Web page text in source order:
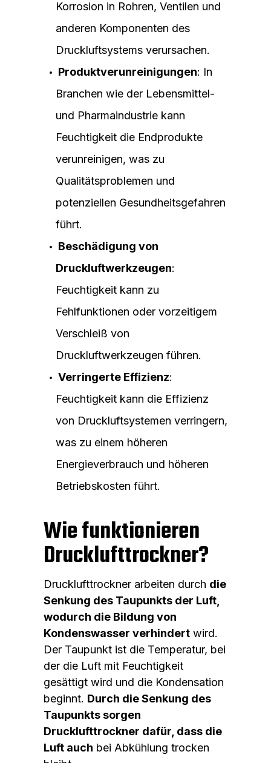
Korrosion in Rohren, Ventilen und
anderen Komponenten des
Druckluftsystems verursachen.
Produktverunreinigungen: In
Branchen wie der Lebensmittel-
und Pharmaindustrie kann
Feuchtigkeit die Endprodukte
verunreinigen, was zu
Qualitätsproblemen und
potenziellen Gesundheitsgefahren
führt.
Beschädigung von
Druckluftwerkzeugen:
Feuchtigkeit kann zu
Fehlfunktionen oder vorzeitigem
Verschleiß von
Druckluftwerkzeugen führen.
Verringerte Effizienz:
Feuchtigkeit kann die Effizienz
von Druckluftsystemen verringern,
was zu einem höheren
Energieverbrauch und höheren
Betriebskosten führt.
Wie funktionieren
Drucklufttrockner?
Drucklufttrockner arbeiten durch die
Senkung des Taupunkts der Luft,
wodurch die Bildung von
Kondenswasser verhindert wird.
Der Taupunkt ist die Temperatur, bei
der die Luft mit Feuchtigkeit
gesättigt wird und die Kondensation
beginnt. Durch die Senkung des
Taupunkts sorgen
Drucklufttrockner dafür, dass die
Luft auch bei Abkühlung trocken